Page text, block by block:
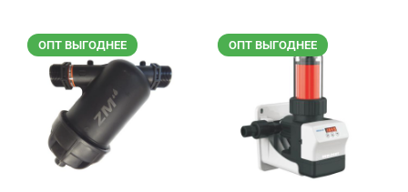
ОПТ ВЫГОДНЕЕ ОПТ ВЫГОДНЕЕ